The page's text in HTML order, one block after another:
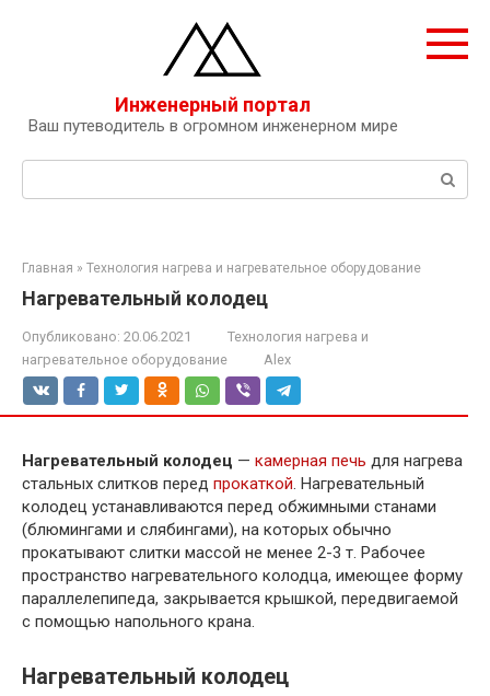
Инженерный портал
Ваш путеводитель в огромном инженерном мире
Поиск:
Главная » Технология нагрева и нагревательное оборудование
Нагревательный колодец
Опубликовано: 20.06.2021
Технология нагрева и
нагревательное оборудование
Alex
Нагревательный колодец — камерная печь для нагрева
стальных слитков перед прокаткой. Нагревательный
колодец устанавливаются перед обжимными станами
(блюмингами и слябингами), на которых обычно
прокатывают слитки массой не менее 2-3 т. Рабочее
пространство нагревательного колодца, имеющее форму
параллелепипеда, закрывается крышкой, передвигаемой
с помощью напольного крана.
Нагревательный колодец